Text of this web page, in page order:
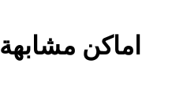
اماكن مشابهة